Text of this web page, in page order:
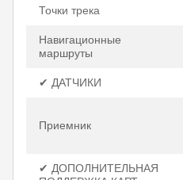
Точки трека
Навигационные
маршруты
✔ ДАТЧИКИ
Приемник
✔ ДОПОЛНИТЕЛЬНАЯ